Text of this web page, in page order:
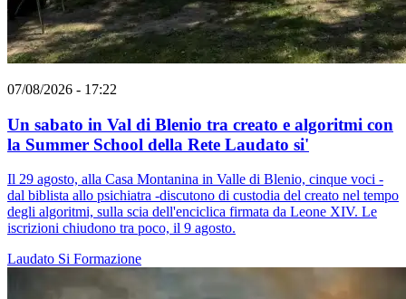
07/08/2026 - 17:22
Un sabato in Val di Blenio tra creato e algoritmi con
la Summer School della Rete Laudato si'
Il 29 agosto, alla Casa Montanina in Valle di Blenio, cinque voci -
dal biblista allo psichiatra -discutono di custodia del creato nel tempo
degli algoritmi, sulla scia dell'enciclica firmata da Leone XIV. Le
iscrizioni chiudono tra poco, il 9 agosto.
Laudato Si Formazione